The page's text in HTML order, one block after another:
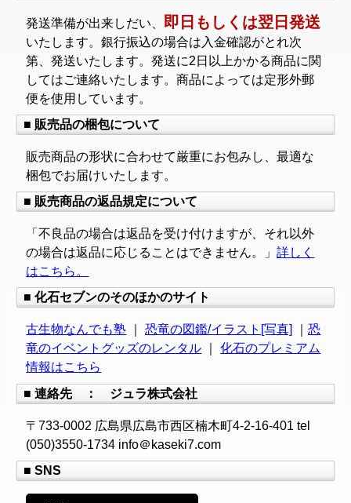
発送準備が出来しだい、 即日もしくは翌日発送
いたします。銀行振込の場合は入金確認がとれ次
第、発送いたします。発送に2日以上かかる商品に関
してはご連絡いたします。商品によっては定形外郵
便を使用しています。
■ 販売品の梱包について
販売商品の形状に合わせて厳重にお包みし、最適な
梱包でお届けいたします。
■ 販売商品の返品規定について
「不良品の場合は返品を受け付けますが、それ以外
の場合は返品に応じることはできません。」詳しく
はこちら。
■ 化石セブンのそのほかのサイト
古生物なんでも塾 ｜恐竜の図鑑/イラスト[写真] ｜恐
竜のイベントグッズのレンタル ｜化石のプレミアム
情報はこちら
■ 連絡先 ： ジュラ株式会社
〒733-0002 広島県広島市西区楠木町4-2-16-401 tel
(050)3550-1734 info＠kaseki7.com
■ SNS